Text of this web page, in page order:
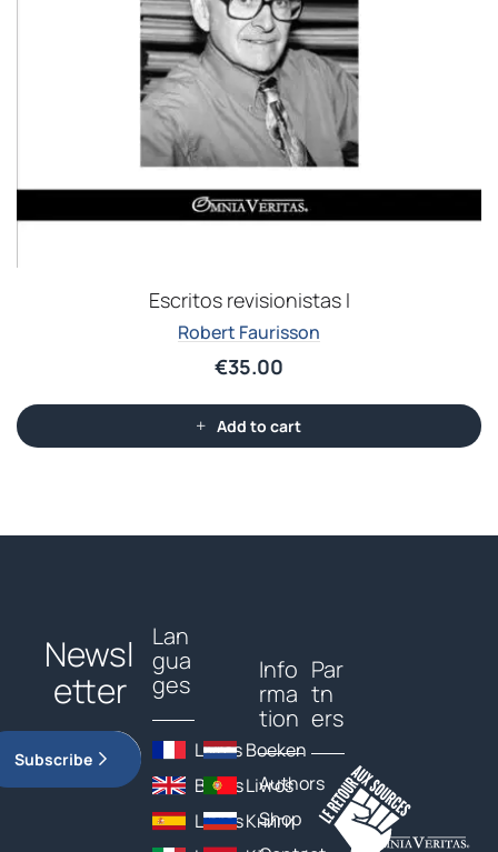
Escritos revisionistas I
Robert Faurisson
€35.00
Add to cart
Newsl
etter
Subscribe
Lan
gua
ges
Livres
Books
Libros
Boeken
Livros
Книги
Info
rma
tion
Authors
Shop
Par
tn
ers